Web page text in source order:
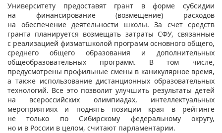
Университету предоставят грант в форме субсидии
на финансирование (возмещение) расходов
на обеспечение деятельности школы. За счет средств
гранта планируется возмещать затраты СФУ, связанные
с реализацией физматшколой программ основного общего,
среднего общего образования и дополнительных
общеобразовательных программ. В том числе,
предусмотрены профильные смены в каникулярное время,
а также использование дистанционных образовательных
технологий. Все это позволит улучшить результаты детей
на всероссийских олимпиадах, интеллектуальных
мероприятиях и поднять позиции края в рейтинге
не только по Сибирскому федеральному округу,
но и в России в целом, считают парламентарии.